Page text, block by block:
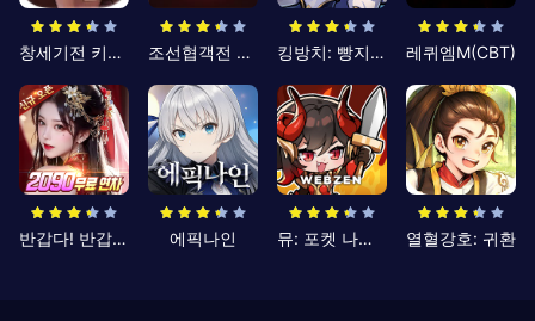
창세기전 키우기 조선협객전 클래식 킹방치: 빵지의 제왕 레퀴엠M(CBT)
반갑다! 반갑삼국지 에픽나인 뮤: 포켓 나이츠 열혈강호: 귀환